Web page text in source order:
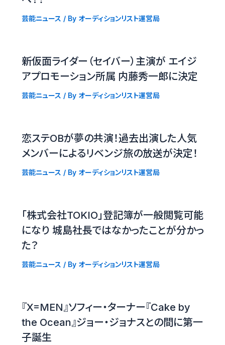
芸能ニュース / By オーディションリスト運営局
新仮面ライダー（セイバー）主演が エイジ
アプロモーション所属 内藤秀一郎に決定
芸能ニュース / By オーディションリスト運営局
恋ステOBが夢の共演！過去出演した人気
メンバーによるリベンジ旅の放送が決定！
芸能ニュース / By オーディションリスト運営局
「株式会社TOKIO」登記簿が一般閲覧可能
になり 城島社長ではなかったことが分かっ
た？
芸能ニュース / By オーディションリスト運営局
『X=MEN』ソフィー・ターナー『Cake by
the Ocean』ジョー・ジョナスとの間に第一
子誕生